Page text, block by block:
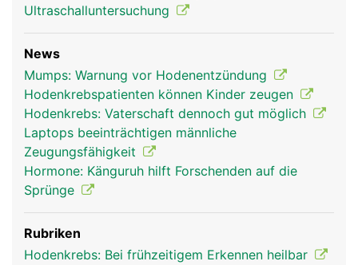
Ultraschalluntersuchung
News
Mumps: Warnung vor Hodenentzündung
Hodenkrebspatienten können Kinder zeugen
Hodenkrebs: Vaterschaft dennoch gut möglich
Laptops beeinträchtigen männliche
Zeugungsfähigkeit
Hormone: Känguruh hilft Forschenden auf die
Sprünge
Rubriken
Hodenkrebs: Bei frühzeitigem Erkennen heilbar